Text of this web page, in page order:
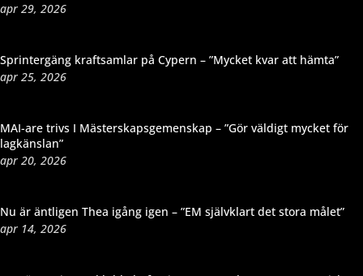
apr 29, 2026
Sprintergäng kraftsamlar på Cypern – ”Mycket kvar att hämta”
apr 25, 2026
MAI-are trivs I Mästerskapsgemenskap – ”Gör väldigt mycket för
lagkänslan”
apr 20, 2026
Nu är äntligen Thea igång igen – ”EM självklart det stora målet”
apr 14, 2026